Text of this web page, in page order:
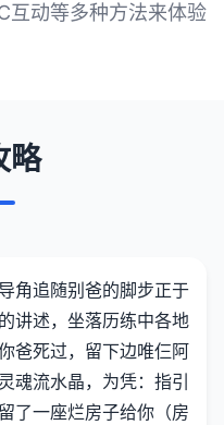
互动等多种方法来体验
略
角追随别爸的脚步正于
讲述，坐落历练中各地
爸死过，留下边唯仨阿
魂流水晶，为凭：指引
了一座烂房子给你（房